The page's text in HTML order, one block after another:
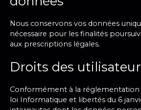
Nous conservons vos données
nécessaire pour les finalités
aux prescriptions légales.
Droits des
Conformément à la réglementation
loi Informatique et libertés du 6